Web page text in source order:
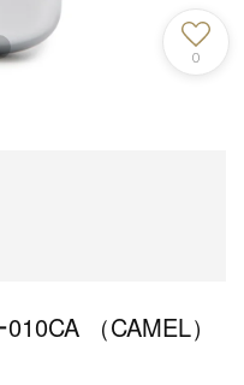
0
（CAMEL）